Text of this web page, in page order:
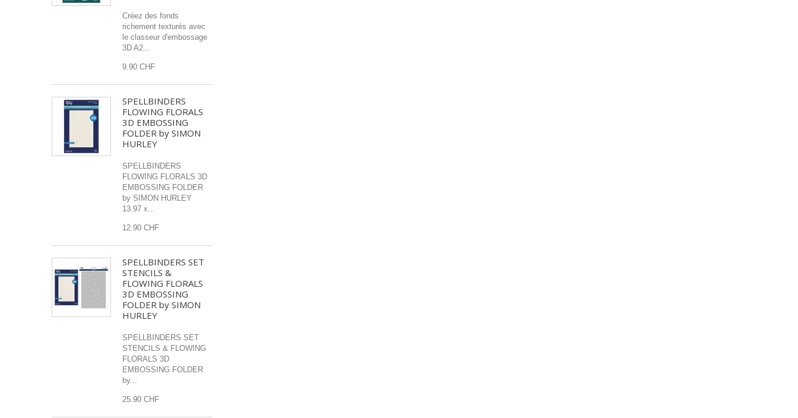
Créez des fonds
richement texturés avec
le classeur d'embossage
3D A2...
9.90 CHF
SPELLBINDERS
FLOWING FLORALS
3D EMBOSSING
FOLDER by SIMON
HURLEY
SPELLBINDERS
FLOWING FLORALS 3D
EMBOSSING FOLDER
by SIMON HURLEY
13.97 x...
12.90 CHF
SPELLBINDERS SET
STENCILS &
FLOWING FLORALS
3D EMBOSSING
FOLDER by SIMON
HURLEY
SPELLBINDERS SET
STENCILS & FLOWING
FLORALS 3D
EMBOSSING FOLDER
by...
25.90 CHF